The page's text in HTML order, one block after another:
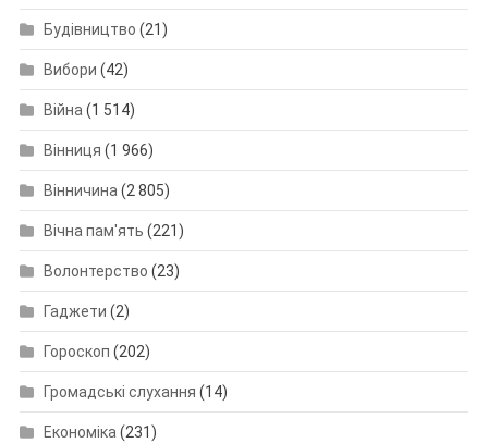
Будівництво (21)
Вибори (42)
Війна (1 514)
Вінниця (1 966)
Вінничина (2 805)
Вічна пам'ять (221)
Волонтерство (23)
Гаджети (2)
Гороскоп (202)
Громадські слухання (14)
Економіка (231)